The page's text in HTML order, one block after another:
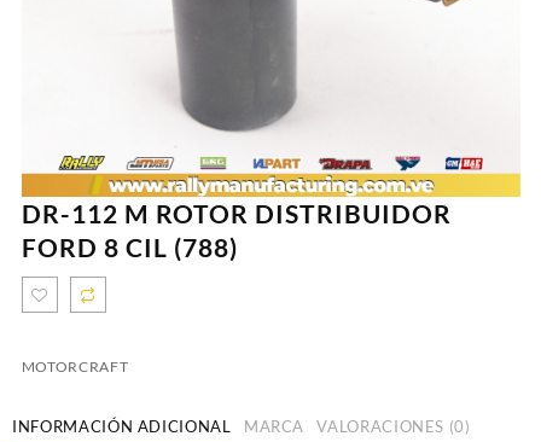
DR-112 M ROTOR DISTRIBUIDOR
FORD 8 CIL (788)
MOTORCRAFT
INFORMACIÓN ADICIONAL MARCA VALORACIONES (0)